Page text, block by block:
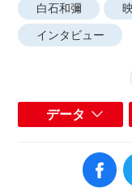
白石和彌
インタビュー
データ